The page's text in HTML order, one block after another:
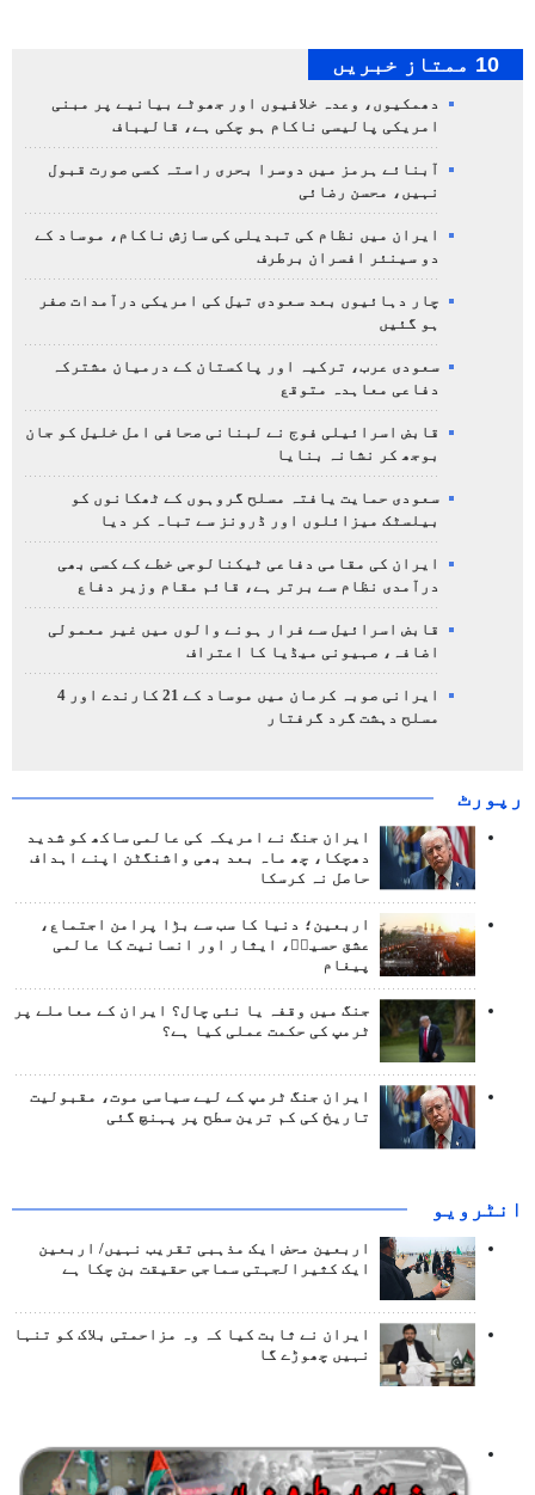
10 ممتاز خبریں
دھمکیوں، وعدہ خلافیوں اور جھوٹے بیانیے پر مبنی
امریکی پالیسی ناکام ہو چکی ہے، قالیباف
آبنائے ہرمز میں دوسرا بحری راستہ کسی صورت قبول
نہیں، محسن رضائی
ایران میں نظام کی تبدیلی کی سازش ناکام، موساد کے
دو سینئر افسران برطرف
چار دہائیوں بعد سعودی تیل کی امریکی درآمدات صفر
ہو گئیں
سعودی عرب، ترکیہ اور پاکستان کے درمیان مشترکہ
دفاعی معاہدہ متوقع
قابض اسرائیلی فوج نے لبنانی صحافی امل خلیل کو جان
بوجھ کر نشانہ بنایا
سعودی حمایت یافتہ مسلح گروہوں کے ٹھکانوں کو
بیلسٹک میزائلوں اور ڈرونز سے تباہ کر دیا
ایران کی مقامی دفاعی ٹیکنالوجی خطے کے کسی بھی
درآمدی نظام سے برتر ہے، قائم مقام وزیر دفاع
قابض اسرائیل سے فرار ہونے والوں میں غیر معمولی
اضافہ، صہیونی میڈیا کا اعتراف
ایرانی صوبہ کرمان میں موساد کے 21 کارندے اور 4
مسلح دہشت گرد گرفتار
رپورٹ
ایران جنگ نے امریکہ کی عالمی ساکھ کو شدید
دھچکا، چھ ماہ بعد بھی واشنگٹن اپنے اہداف
حاصل نہ کرسکا
اربعین؛ دنیا کا سب سے بڑا پرامن اجتماع،
عشق حسینؑ، ایثار اور انسانیت کا عالمی
پیغام
جنگ میں وقفہ یا نئی چال؟ ایران کے معاملے پر
ٹرمپ کی حکمت عملی کیا ہے؟
ایران جنگ ٹرمپ کے لیے سیاسی موت، مقبولیت
تاریخ کی کم ترین سطح پر پہنچ گئی
انٹرويو
اربعین محض ایک مذہبی تقریب نہیں/ اربعین
ایک کثیرالجہتی سماجی حقیقت بن چکا ہے
ایران نے ثابت کیا کہ وہ مزاحمتی بلاک کو تنہا
نہیں چھوڑے گا